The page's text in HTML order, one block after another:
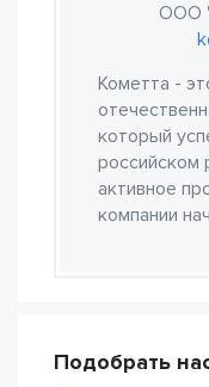
ООО
Кометта -
который
российском
активное
компании
Подобрать